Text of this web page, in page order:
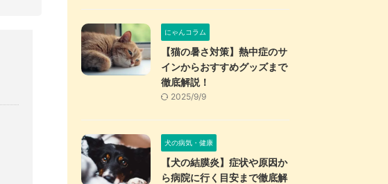
にゃんコラム
【猫の暑さ対策】熱中症のサ
インからおすすめグッズまで
徹底解説！
2025/9/9
犬の病気・健康
【犬の結膜炎】症状や原因か
ら病院に行く目安まで徹底解